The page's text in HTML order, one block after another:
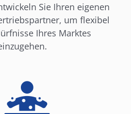
Sie Ihren eigenen
um flexibel
Ihres Marktes